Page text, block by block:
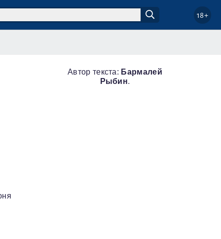
18+
Автор текста: Бармалей
Рыбин.